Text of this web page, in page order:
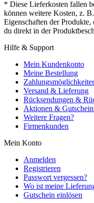
* Diese Lieferkosten fallen
können weitere Kosten, z.
Eigenschaften der
du direkt in der
Hilfe & Support
Mein Kundenkonto
Meine Bestellung
Versand & Lieferung
Rücksendungen &
Aktionen &
Weitere Fragen?
Firmenkunden
Mein Konto
Anmelden
Registrieren
Passwort vergessen?
Wo ist meine
Gutschein einlösen